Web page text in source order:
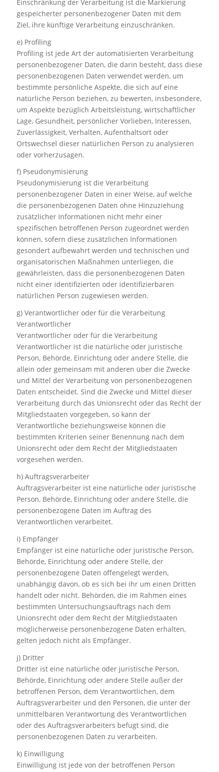
Einschränkung der Verarbeitung ist die Markierung
gespeicherter personenbezogener Daten mit dem
Ziel, ihre künftige Verarbeitung einzuschränken.
e) Profiling
Profiling ist jede Art der automatisierten Verarbeitung
personenbezogener Daten, die darin besteht, dass diese
personenbezogenen Daten verwendet werden, um
bestimmte persönliche Aspekte, die sich auf eine
natürliche Person beziehen, zu bewerten, insbesondere,
um Aspekte bezüglich Arbeitsleistung, wirtschaftlicher
Lage, Gesundheit, persönlicher Vorlieben, Interessen,
Zuverlässigkeit, Verhalten, Aufenthaltsort oder
Ortswechsel dieser natürlichen Person zu analysieren
oder vorherzusagen.
f) Pseudonymisierung
Pseudonymisierung ist die Verarbeitung
personenbezogener Daten in einer Weise, auf welche
die personenbezogenen Daten ohne Hinzuziehung
zusätzlicher Informationen nicht mehr einer
spezifischen betroffenen Person zugeordnet werden
können, sofern diese zusätzlichen Informationen
gesondert aufbewahrt werden und technischen und
organisatorischen Maßnahmen unterliegen, die
gewährleisten, dass die personenbezogenen Daten
nicht einer identifizierten oder identifizierbaren
natürlichen Person zugewiesen werden.
g) Verantwortlicher oder für die Verarbeitung
Verantwortlicher
Verantwortlicher oder für die Verarbeitung
Verantwortlicher ist die natürliche oder juristische
Person, Behörde, Einrichtung oder andere Stelle, die
allein oder gemeinsam mit anderen über die Zwecke
und Mittel der Verarbeitung von personenbezogenen
Daten entscheidet. Sind die Zwecke und Mittel dieser
Verarbeitung durch das Unionsrecht oder das Recht der
Mitgliedstaaten vorgegeben, so kann der
Verantwortliche beziehungsweise können die
bestimmten Kriterien seiner Benennung nach dem
Unionsrecht oder dem Recht der Mitgliedstaaten
vorgesehen werden.
h) Auftragsverarbeiter
Auftragsverarbeiter ist eine natürliche oder juristische
Person, Behörde, Einrichtung oder andere Stelle, die
personenbezogene Daten im Auftrag des
Verantwortlichen verarbeitet.
i) Empfänger
Empfänger ist eine natürliche oder juristische Person,
Behörde, Einrichtung oder andere Stelle, der
personenbezogene Daten offengelegt werden,
unabhängig davon, ob es sich bei ihr um einen Dritten
handelt oder nicht. Behörden, die im Rahmen eines
bestimmten Untersuchungsauftrags nach dem
Unionsrecht oder dem Recht der Mitgliedstaaten
möglicherweise personenbezogene Daten erhalten,
gelten jedoch nicht als Empfänger.
j) Dritter
Dritter ist eine natürliche oder juristische Person,
Behörde, Einrichtung oder andere Stelle außer der
betroffenen Person, dem Verantwortlichen, dem
Auftragsverarbeiter und den Personen, die unter der
unmittelbaren Verantwortung des Verantwortlichen
oder des Auftragsverarbeiters befugt sind, die
personenbezogenen Daten zu verarbeiten.
k) Einwilligung
Einwilligung ist jede von der betroffenen Person